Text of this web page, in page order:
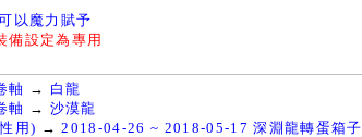
以魔力賦予
備設定為專用
軸 → 白龍
軸 → 沙漠龍
用) →2018-04-26 ~ 2018-05-17 深淵龍轉蛋箱子